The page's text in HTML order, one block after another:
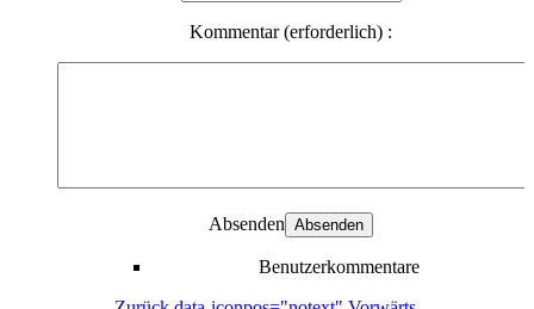
Kommentar (erforderlich) :
Absenden
Benutzerkommentare